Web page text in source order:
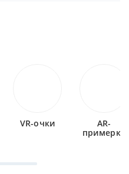
VR-очки
AR-
примерка